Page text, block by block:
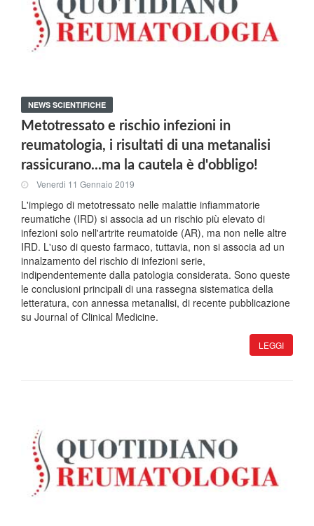
NEWS SCIENTIFICHE
Metotressato e rischio infezioni in
reumatologia, i risultati di una metanalisi
rassicurano...ma la cautela è d'obbligo!
Venerdi 11 Gennaio 2019
L'impiego di metotressato nelle malattie infiammatorie
reumatiche (IRD) si associa ad un rischio più elevato di
infezioni solo nell'artrite reumatoide (AR), ma non nelle altre
IRD. L'uso di questo farmaco, tuttavia, non si associa ad un
innalzamento del rischio di infezioni serie,
indipendentemente dalla patologia considerata. Sono queste
le conclusioni principali di una rassegna sistematica della
letteratura, con annessa metanalisi, di recente pubblicazione
su Journal of Clinical Medicine.
LEGGI